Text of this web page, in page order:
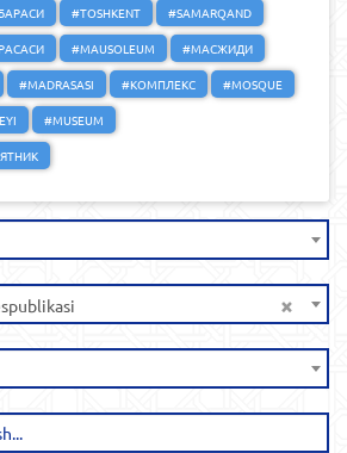
#TOSHKENT
#SAMARQAND
#MAUSOLEUM
#МАСЖИДИ
#MADRASASI #КОМПЛЕКС
#MOSQUE
#MUSEUM
×